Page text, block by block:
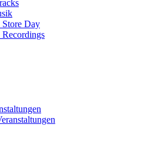
Store Day